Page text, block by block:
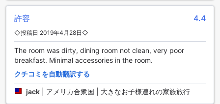
利用でき、貴重品の安全や観光情報の提供に役立ちます。ホ
テル内の公共エリアではWi-Fiが利用可能で、インターネット
に接続して情報をチェックすることができます。喫煙者の方
には専用の喫煙エリアも用意されており、快適な滞在をお楽
しみいただけます。客室内でも無料のWi-Fiが利用でき、快適
な滞在をサポートします。さらに、ドライクリーニングやエ
クスプレスチェックイン/チェックアウト、荷物預かり、デイ
リーハウスキーピングなどのサービスも提供されています。
アッコ ビーチ ホテルでは、お客様の快適な滞在を最優先に考
許容 4.4
◇投稿日 2019年4月28日◇
The room was dirty, dining room not clean, very poor
breakfast. Minimal accessories in the room.
クチコミを自動翻訳する
jack アメリカ合衆国 | 大きなお子様連れの家族旅行